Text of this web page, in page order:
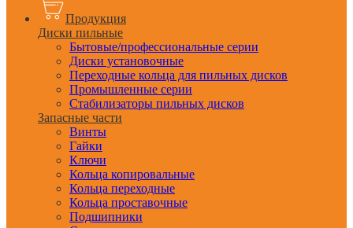
Продукция
Диски пильные
Бытовые/профессиональные серии
Диски установочные
Переходные кольца для пильных дисков
Промышленные серии
Стабилизаторы пильных дисков
Запасные части
Винты
Гайки
Ключи
Кольца копировальные
Кольца переходные
Кольца проставочные
Подшипники